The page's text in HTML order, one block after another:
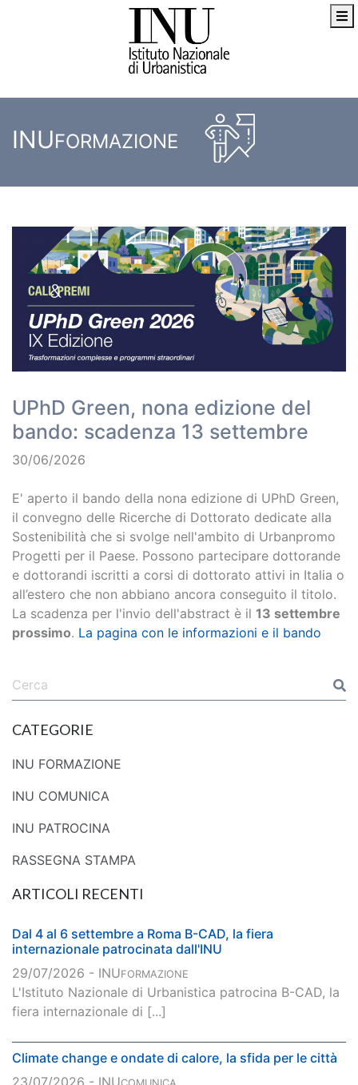
INUFORMAZIONE
UPhD Green, nona edizione del
bando: scadenza 13 settembre
30/06/2026
E' aperto il bando della nona edizione di UPhD Green,
il convegno delle Ricerche di Dottorato dedicate alla
Sostenibilità che si svolge nell'ambito di Urbanpromo
Progetti per il Paese. Possono partecipare dottorande
e dottorandi iscritti a corsi di dottorato attivi in Italia o
all’estero che non abbiano ancora conseguito il titolo.
La scadenza per l'invio dell'abstract è il 13 settembre
prossimo. La pagina con le informazioni e il bando
CATEGORIE
INU FORMAZIONE
INU COMUNICA
INU PATROCINA
RASSEGNA STAMPA
ARTICOLI RECENTI
Dal 4 al 6 settembre a Roma B-CAD, la fiera
internazionale patrocinata dall'INU
29/07/2026 - INUFORMAZIONE
L'Istituto Nazionale di Urbanistica patrocina B-CAD, la
fiera internazionale di [...]
Climate change e ondate di calore, la sfida per le città
23/07/2026 - INU